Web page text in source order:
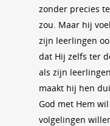
zonder precies
zou. Maar hij
zijn leerlingen
dat Hij zelfs ter
als zijn
maakt hij hen
God met Hem
volgelingen